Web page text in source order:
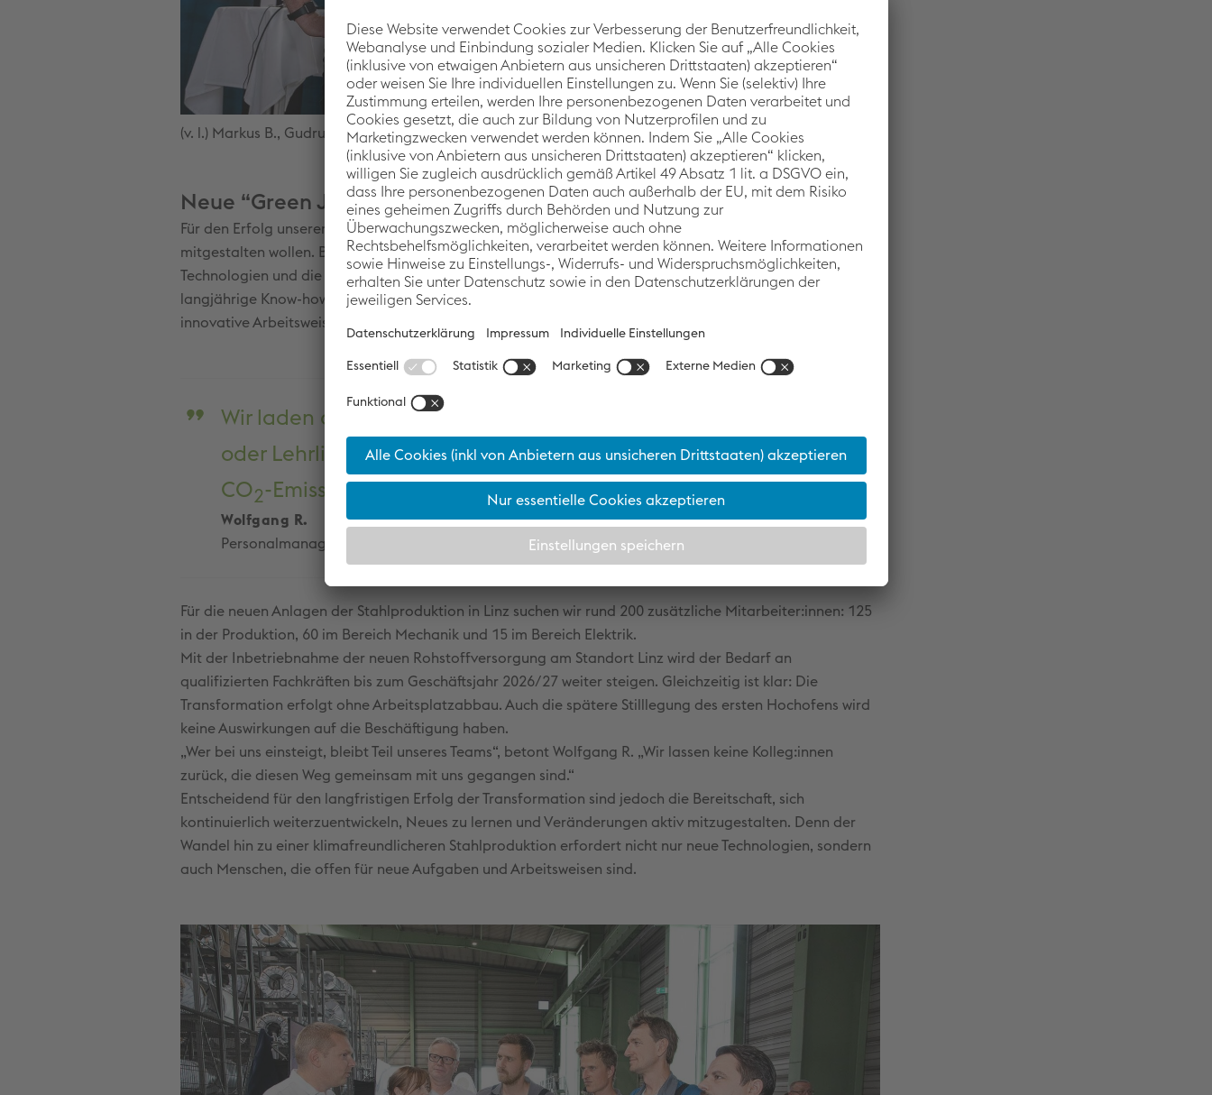
(v. l.) Markus B., Gudrun E., Wolfgang R.
Neue “Green Jobs“
Für den Erfolg unserer Transformation brauchen wir Menschen, die die Zukunft der Stahlproduktion aktiv
mitgestalten wollen. Begeisterung für eine CO₂-reduzierte Stahlherstellung, Offenheit für neue
Technologien und die Freude am Arbeiten mit automatisierten Prozessen treffen dabei auf das
langjährige Know-how unserer erfahrenen Mitarbeiter:innen. Aus dieser Kombination entstehen
innovative Arbeitsweisen und zukunftsweisende Lösungen für die grüne Stahlproduktion.
Wir laden alle ein, als Facharbeiter:in, Ingenieur:in, Ungelernte:r
oder Lehrling mit uns den Weg zur Stahlproduktion mit Net-Zero-
CO2-Emissionen.
Wolfgang R.
Personalmanager
Für die neuen Anlagen der Stahlproduktion in Linz suchen wir rund 200 zusätzliche Mitarbeiter:innen: 125
in der Produktion, 60 im Bereich Mechanik und 15 im Bereich Elektrik.
Mit der Inbetriebnahme der neuen Rohstoffversorgung am Standort Linz wird der Bedarf an
qualifizierten Fachkräften bis zum Geschäftsjahr 2026/27 weiter steigen. Gleichzeitig ist klar: Die
Transformation erfolgt ohne Arbeitsplatzabbau. Auch die spätere Stilllegung des ersten Hochofens wird
keine Auswirkungen auf die Beschäftigung haben.
„Wer bei uns einsteigt, bleibt Teil unseres Teams“, betont Wolfgang R. „Wir lassen keine Kolleg:innen
zurück, die diesen Weg gemeinsam mit uns gegangen sind.“
Entscheidend für den langfristigen Erfolg der Transformation sind jedoch die Bereitschaft, sich
kontinuierlich weiterzuentwickeln, Neues zu lernen und Veränderungen aktiv mitzugestalten. Denn der
Wandel hin zu einer klimafreundlicheren Stahlproduktion erfordert nicht nur neue Technologien, sondern
auch Menschen, die offen für neue Aufgaben und Arbeitsweisen sind.